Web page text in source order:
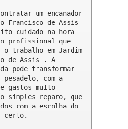
um encanador
Francisco de Assis
cuidado na hora
profissional que
trabalho em Jardim
de Assis . A
pode transformar
pesadelo, com a
gastos muito
simples reparo, que
com a escolha do
certo.